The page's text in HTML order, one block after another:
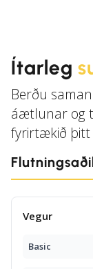
Ítarleg
Berðu
áætlunar og
fyrirtækið þitt
Vegur
Basic